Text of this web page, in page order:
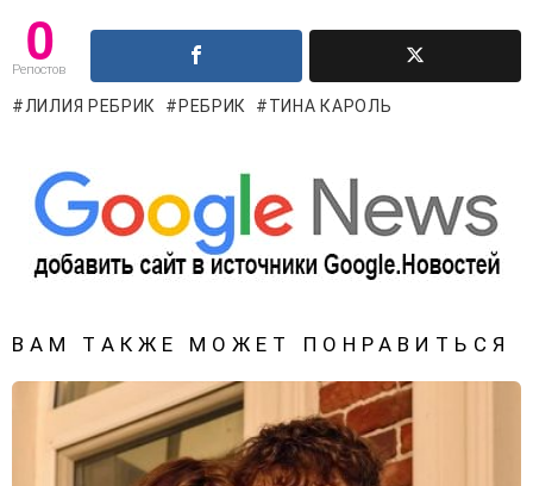
0
Репостов
ЛИЛИЯ РЕБРИК РЕБРИК ТИНА КАРОЛЬ
ВАМ ТАКЖЕ МОЖЕТ ПОНРАВИТЬСЯ